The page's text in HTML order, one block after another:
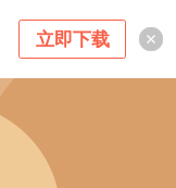
立即下载